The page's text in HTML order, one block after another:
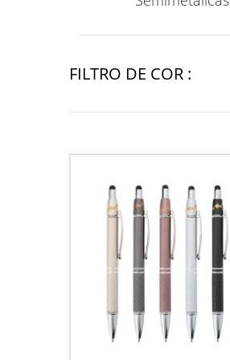
FILTRO DE COR :